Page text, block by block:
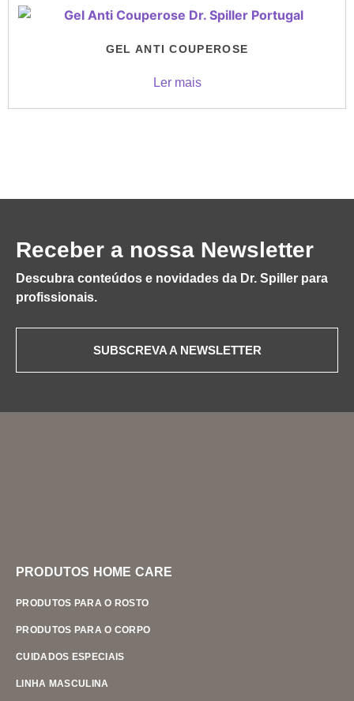
GEL ANTI COUPEROSE
Ler mais
Receber a nossa Newsletter
Descubra conteúdos e novidades da Dr. Spiller para
profissionais.
SUBSCREVA A NEWSLETTER
PRODUTOS HOME CARE
PRODUTOS PARA O ROSTO
PRODUTOS PARA O CORPO
CUIDADOS ESPECIAIS
LINHA MASCULINA